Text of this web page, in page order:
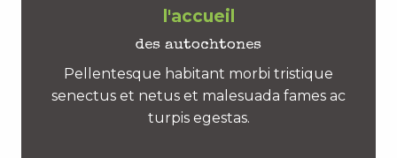
l'accueil
des autochtones
Pellentesque habitant morbi tristique
senectus et netus et malesuada fames ac
turpis egestas.